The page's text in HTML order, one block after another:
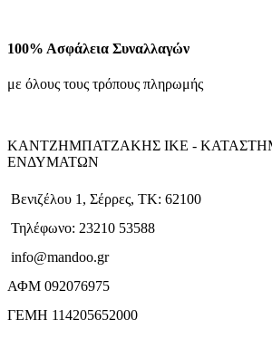
100% Ασφάλεια Συναλλαγών
με όλους τους τρόπους πληρωμής
ΚΑΝΤΖΗΜΠΑΤΖΑΚΗΣ ΙΚΕ -
ΕΝΔΥΜΑΤΩΝ
Βενιζέλου 1, Σέρρες, ΤΚ: 62100
Τηλέφωνο: 23210 53588
info@mandoo.gr
ΑΦΜ 092076975
ΓΕΜΗ 114205652000